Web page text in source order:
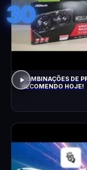
30
COMBINAÇÕES DE
RECOMENDO HOJE!